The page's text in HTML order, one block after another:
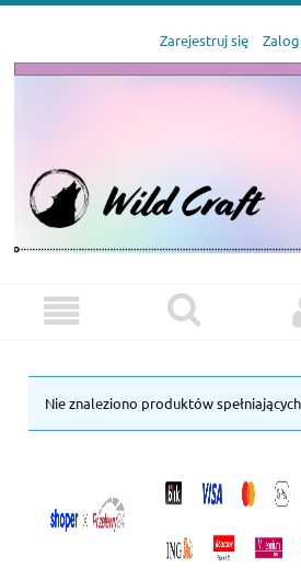
Zarejestruj się
Nie znaleziono produktów